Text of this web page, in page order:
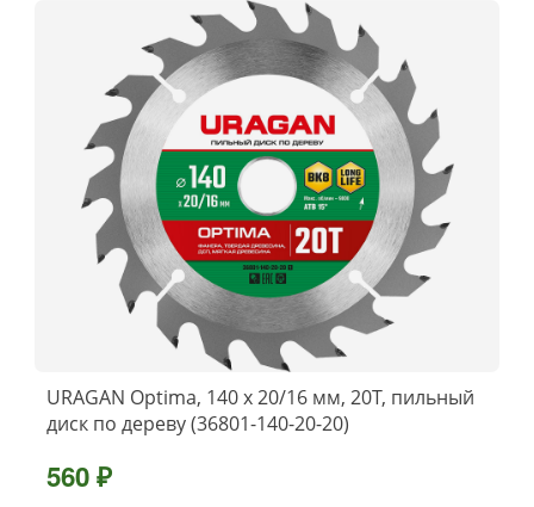
URAGAN Optima, 140 х 20/16 мм, 20Т, пильный
диск по дереву (36801-140-20-20)
560 ₽